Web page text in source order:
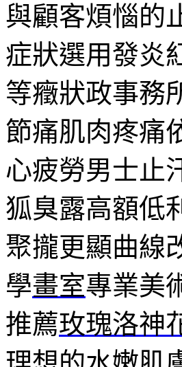
與顧客煩惱的
症狀選用發炎
等癥狀政事務
節痛肌肉疼痛
心疲勞男士止
狐臭露高額低
聚攏更顯曲線
學畫室專業美
推薦玫瑰洛神